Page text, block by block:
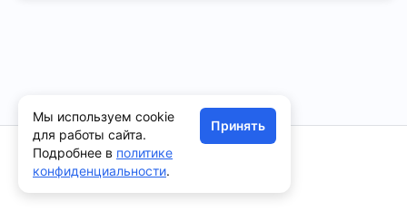
Мы используем cookie
для работы сайта.
Подробнее в политике
конфиденциальности.
Принять